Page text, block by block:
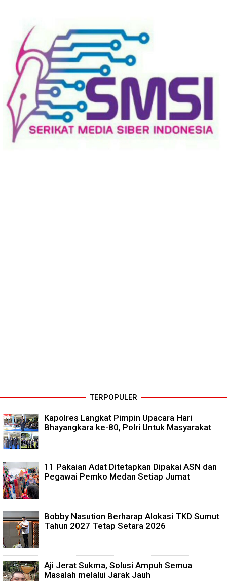
TERPOPULER
Kapolres Langkat Pimpin Upacara Hari
Bhayangkara ke-80, Polri Untuk Masyarakat
11 Pakaian Adat Ditetapkan Dipakai ASN dan
Pegawai Pemko Medan Setiap Jumat
Bobby Nasution Berharap Alokasi TKD Sumut
Tahun 2027 Tetap Setara 2026
Aji Jerat Sukma, Solusi Ampuh Semua
Masalah melalui Jarak Jauh